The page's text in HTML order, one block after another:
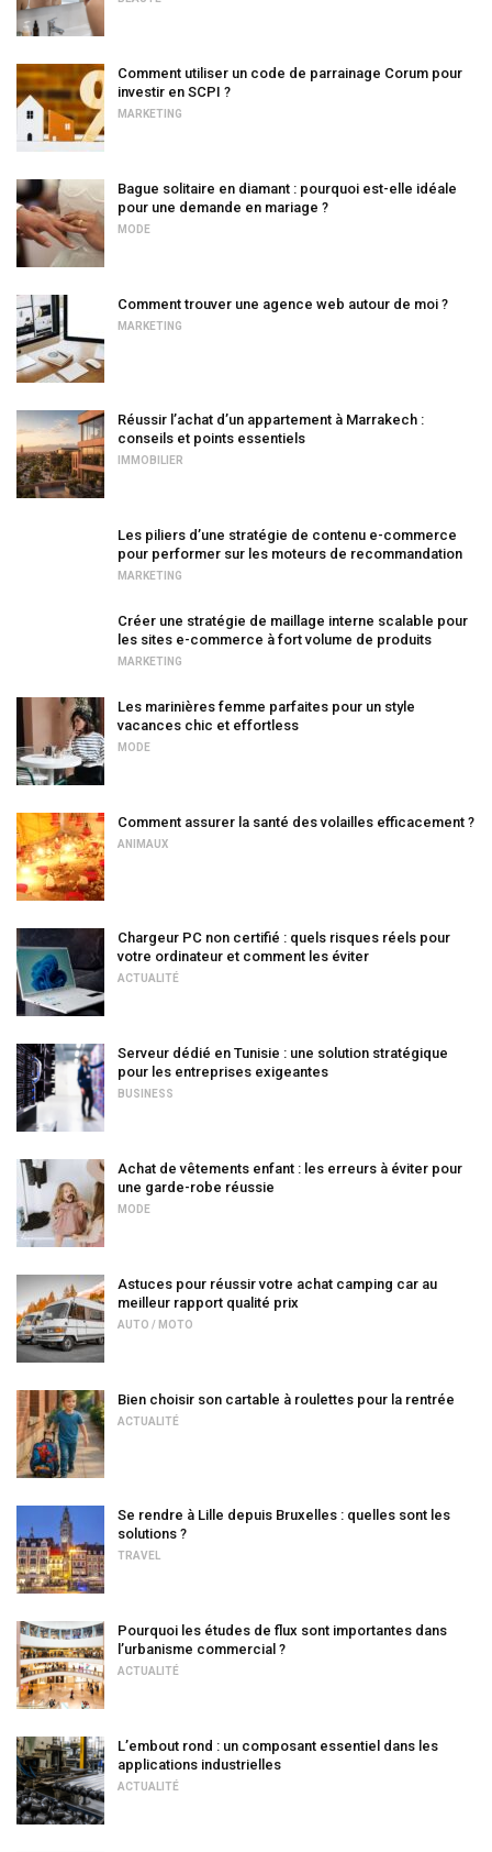
Comment utiliser un code de parrainage Corum pour
investir en SCPI ?
MARKETING
Bague solitaire en diamant : pourquoi est-elle idéale
pour une demande en mariage ?
MODE
Comment trouver une agence web autour de moi ?
MARKETING
Réussir l’achat d’un appartement à Marrakech :
conseils et points essentiels
IMMOBILIER
Les piliers d’une stratégie de contenu e-commerce
pour performer sur les moteurs de recommandation
MARKETING
Créer une stratégie de maillage interne scalable pour
les sites e-commerce à fort volume de produits
MARKETING
Les marinières femme parfaites pour un style
vacances chic et effortless
MODE
Comment assurer la santé des volailles efficacement ?
ANIMAUX
Chargeur PC non certifié : quels risques réels pour
votre ordinateur et comment les éviter
ACTUALITÉ
Serveur dédié en Tunisie : une solution stratégique
pour les entreprises exigeantes
BUSINESS
Achat de vêtements enfant : les erreurs à éviter pour
une garde-robe réussie
MODE
Astuces pour réussir votre achat camping car au
meilleur rapport qualité prix
AUTO / MOTO
Bien choisir son cartable à roulettes pour la rentrée
ACTUALITÉ
Se rendre à Lille depuis Bruxelles : quelles sont les
solutions ?
TRAVEL
Pourquoi les études de flux sont importantes dans
l’urbanisme commercial ?
ACTUALITÉ
L’embout rond : un composant essentiel dans les
applications industrielles
ACTUALITÉ